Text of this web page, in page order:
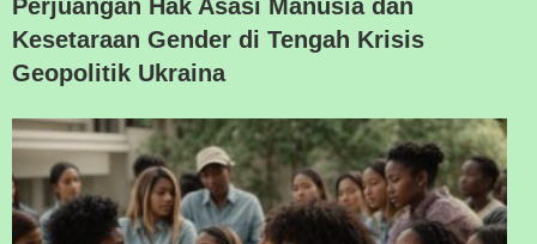
Perjuangan Hak Asasi Manusia dan
Kesetaraan Gender di Tengah Krisis
Geopolitik Ukraina